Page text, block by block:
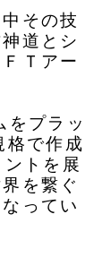
その技
道とシ
Ｔアー
をプラッ
格で作成
トを展
を繋ぐ
ってい